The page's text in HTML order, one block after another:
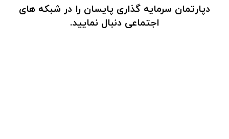
دپارتمان سرمایه گذاری پایسان را در شبکه های
اجتماعی دنبال نمایید.